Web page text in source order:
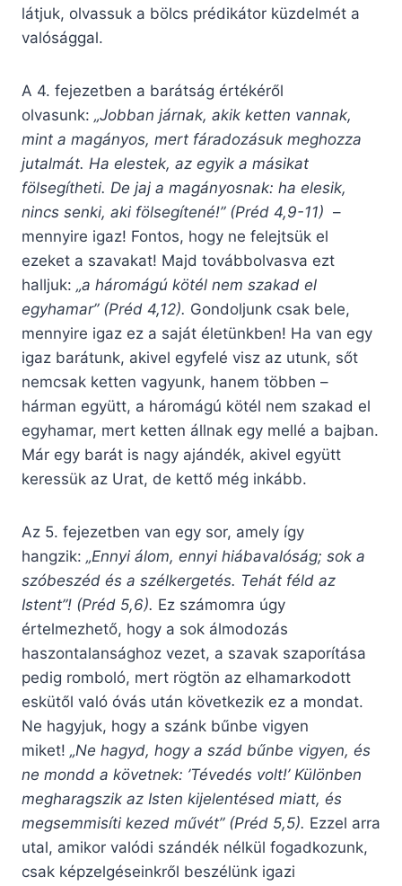
látjuk, olvassuk a bölcs prédikátor küzdelmét a
valósággal.
A 4. fejezetben a barátság értékéről
olvasunk: „Jobban járnak, akik ketten vannak,
mint a magányos, mert fáradozásuk meghozza
jutalmát. Ha elestek, az egyik a másikat
fölsegítheti. De jaj a magányosnak: ha elesik,
nincs senki, aki fölsegítené!” (Préd 4,9-11) –
mennyire igaz! Fontos, hogy ne felejtsük el
ezeket a szavakat! Majd továbbolvasva ezt
halljuk: „a háromágú kötél nem szakad el
egyhamar” (Préd 4,12). Gondoljunk csak bele,
mennyire igaz ez a saját életünkben! Ha van egy
igaz barátunk, akivel egyfelé visz az utunk, sőt
nemcsak ketten vagyunk, hanem többen –
hárman együtt, a háromágú kötél nem szakad el
egyhamar, mert ketten állnak egy mellé a bajban.
Már egy barát is nagy ajándék, akivel együtt
keressük az Urat, de kettő még inkább.
Az 5. fejezetben van egy sor, amely így
hangzik: „Ennyi álom, ennyi hiábavalóság; sok a
szóbeszéd és a szélkergetés. Tehát féld az
Istent”! (Préd 5,6). Ez számomra úgy
értelmezhető, hogy a sok álmodozás
haszontalansághoz vezet, a szavak szaporítása
pedig romboló, mert rögtön az elhamarkodott
eskütől való óvás után következik ez a mondat.
Ne hagyjuk, hogy a szánk bűnbe vigyen
miket! „Ne hagyd, hogy a szád bűnbe vigyen, és
ne mondd a követnek: ’Tévedés volt!’ Különben
megharagszik az Isten kijelentésed miatt, és
megsemmisíti kezed művét” (Préd 5,5). Ezzel arra
utal, amikor valódi szándék nélkül fogadkozunk,
csak képzelgéseinkről beszélünk igazi